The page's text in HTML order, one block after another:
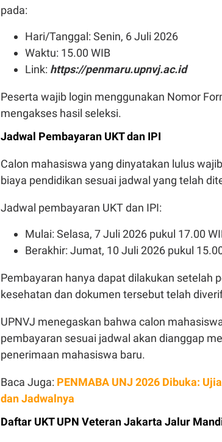
pada:
Hari/Tanggal: Senin, 6 Juli 2026
Waktu: 15.00 WIB
Link: https://penmaru.upnvj.ac.id
Peserta wajib login menggunakan Nomor
mengakses hasil seleksi.
Jadwal Pembayaran UKT dan IPI
Calon mahasiswa yang dinyatakan lulus
biaya pendidikan sesuai jadwal yang telah
Jadwal pembayaran UKT dan IPI:
Mulai: Selasa, 7 Juli 2026 pukul 17.00
Berakhir: Jumat, 10 Juli 2026 pukul
Pembayaran hanya dapat dilakukan setelah
kesehatan dan dokumen tersebut telah
UPNVJ menegaskan bahwa calon
pembayaran sesuai jadwal akan dianggap
penerimaan mahasiswa baru.
Baca Juga: PENMABA UNJ 2026 Dibuka:
dan Jadwalnya
Daftar UKT UPN Veteran Jakarta Jalur